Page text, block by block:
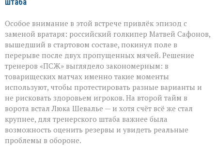
штаба
Особое внимание в этой встрече привлёк эпизод с
заменой вратаря: российский голкипер Матвей Сафонов,
вышедший в стартовом составе, покинул поле в
перерыве после двух пропущенных мячей. Решение
тренеров «ПСЖ» выглядело закономерным: в
товарищеских матчах именно такие моменты
используют, чтобы протестировать разные варианты и
не рисковать здоровьем игроков. На второй тайм в
ворота встал Люка Шевалье — и хотя счёт всё же стал
крупнее, для тренерского штаба важнее была
возможность оценить резервы и увидеть реальные
проблемы в обороне.